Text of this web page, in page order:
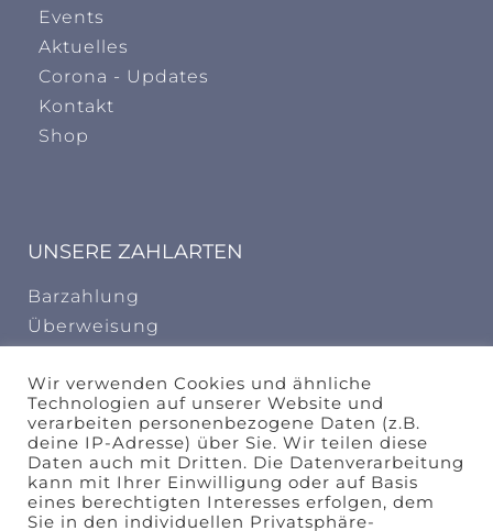
Events
Aktuelles
Corona - Updates
Kontakt
Shop
UNSERE ZAHLARTEN
Barzahlung
Überweisung
INFORMATION
AGB
Widerrufungsbelehrung
design by
Wir verwenden Cookies und ähnliche
Technologien auf unserer Website und
verarbeiten personenbezogene Daten (z.B.
deine IP-Adresse) über Sie. Wir teilen diese
Daten auch mit Dritten. Die Datenverarbeitung
kann mit Ihrer Einwilligung oder auf Basis
eines berechtigten Interesses erfolgen, dem
Sie in den individuellen Privatsphäre-